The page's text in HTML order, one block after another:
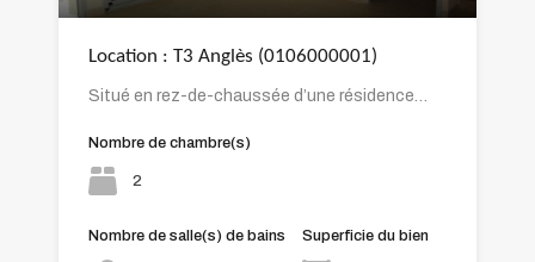
Location : T3 Anglès (0106000001)
Situé en rez-de-chaussée d’une résidence…
Nombre de chambre(s)
2
Nombre de salle(s) de bains Superficie du bien